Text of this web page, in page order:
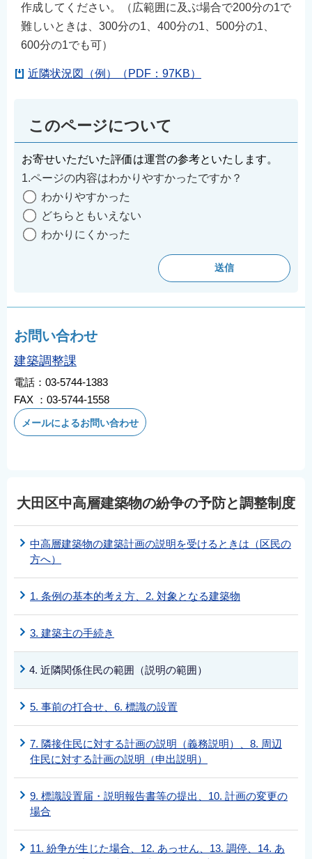
作成してください。（広範囲に及ぶ場合で200分の1で
難しいときは、300分の1、400分の1、500分の1、
600分の1でも可）
近隣状況図（例）（PDF：97KB）
このページについて
お寄せいただいた評価は運営の参考といたします。
1.ページの内容はわかりやすかったですか？
わかりやすかった
どちらともいえない
わかりにくかった
お問い合わせ
建築調整課
電話：03-5744-1383
FAX ：03-5744-1558
メールによるお問い合わせ
大田区中高層建築物の紛争の予防と調整制度
中高層建築物の建築計画の説明を受けるときは（区民の
方へ）
1. 条例の基本的考え方、2. 対象となる建築物
3. 建築主の手続き
4. 近隣関係住民の範囲（説明の範囲）
5. 事前の打合せ、6. 標識の設置
7. 隣接住民に対する計画の説明（義務説明）、8. 周辺
住民に対する計画の説明（申出説明）
9. 標識設置届・説明報告書等の提出、10. 計画の変更の
場合
11. 紛争が生じた場合、12. あっせん、13. 調停、14. あ